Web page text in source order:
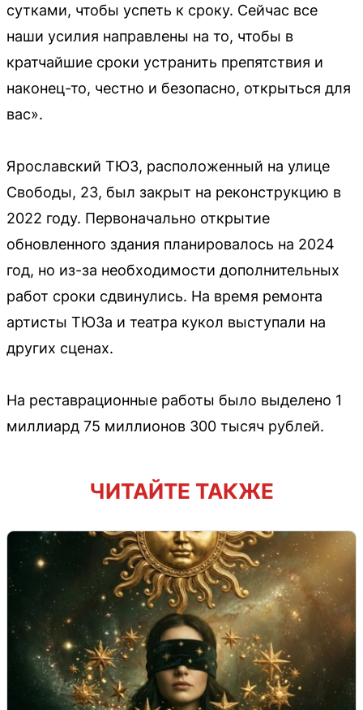
сутками, чтобы успеть к сроку. Сейчас все
наши усилия направлены на то, чтобы в
кратчайшие сроки устранить препятствия и
наконец-то, честно и безопасно, открыться для
вас».
Ярославский ТЮЗ, расположенный на улице
Свободы, 23, был закрыт на реконструкцию в
2022 году. Первоначально открытие
обновленного здания планировалось на 2024
год, но из-за необходимости дополнительных
работ сроки сдвинулись. На время ремонта
артисты ТЮЗа и театра кукол выступали на
других сценах.
На реставрационные работы было выделено 1
миллиард 75 миллионов 300 тысяч рублей.
ЧИТАЙТЕ ТАКЖЕ